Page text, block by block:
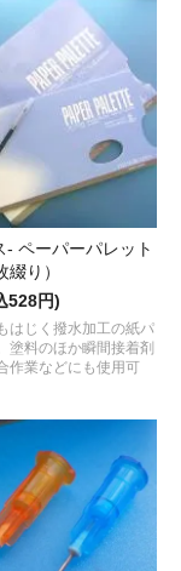
- ペーパーパレット
り）
528円)
はじく撥水加工の紙パ
塗料のほか瞬間接着剤
作業などにも使用可